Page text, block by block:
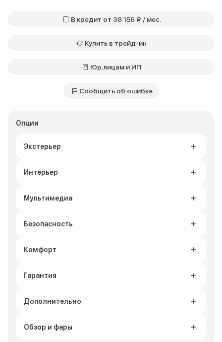
Опции
Экстерьер
Интерьер
Мультимедиа
Безопасность
Комфорт
Гарантия
Дополнительно
Обзор и фары
В кредит от 38 156 ₽ / мес.
Купить в трейд-ин
Юр.лицам и ИП
Сообщить об ошибке